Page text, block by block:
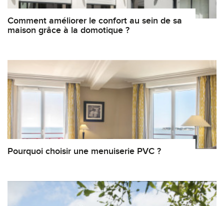
Comment améliorer le confort au sein de sa
maison grâce à la domotique ?
Pourquoi choisir une menuiserie PVC ?